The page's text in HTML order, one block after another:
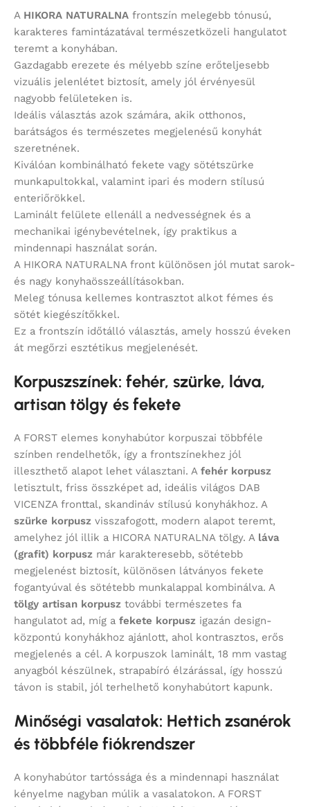
A HIKORA NATURALNA frontszín melegebb tónusú,
karakteres famintázatával természetközeli hangulatot
teremt a konyhában.
Gazdagabb erezete és mélyebb színe erőteljesebb
vizuális jelenlétet biztosít, amely jól érvényesül
nagyobb felületeken is.
Ideális választás azok számára, akik otthonos,
barátságos és természetes megjelenésű konyhát
szeretnének.
Kiválóan kombinálható fekete vagy sötétszürke
munkapultokkal, valamint ipari és modern stílusú
enteriőrökkel.
Laminált felülete ellenáll a nedvességnek és a
mechanikai igénybevételnek, így praktikus a
mindennapi használat során.
A HIKORA NATURALNA front különösen jól mutat sarok-
és nagy konyhaösszeállításokban.
Meleg tónusa kellemes kontrasztot alkot fémes és
sötét kiegészítőkkel.
Ez a frontszín időtálló választás, amely hosszú éveken
át megőrzi esztétikus megjelenését.
Korpuszszínek: fehér, szürke, láva,
artisan tölgy és fekete
A FORST elemes konyhabútor korpuszai többféle
színben rendelhetők, így a frontszínekhez jól
illeszthető alapot lehet választani. A fehér korpusz
letisztult, friss összképet ad, ideális világos DAB
VICENZA fronttal, skandináv stílusú konyhákhoz. A
szürke korpusz visszafogott, modern alapot teremt,
amelyhez jól illik a HICORA NATURALNA tölgy. A láva
(grafit) korpusz már karakteresebb, sötétebb
megjelenést biztosít, különösen látványos fekete
fogantyúval és sötétebb munkalappal kombinálva. A
tölgy artisan korpusz további természetes fa
hangulatot ad, míg a fekete korpusz igazán design-
központú konyhákhoz ajánlott, ahol kontrasztos, erős
megjelenés a cél. A korpuszok laminált, 18 mm vastag
anyagból készülnek, strapabíró élzárással, így hosszú
távon is stabil, jól terhelhető konyhabútort kapunk.
Minőségi vasalatok: Hettich zsanérok
és többféle fiókrendszer
A konyhabútor tartóssága és a mindennapi használat
kényelme nagyban múlik a vasalatokon. A FORST